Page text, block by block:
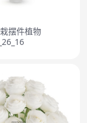
摆件植物